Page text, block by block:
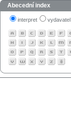
Abecední index
interpret vydavatel